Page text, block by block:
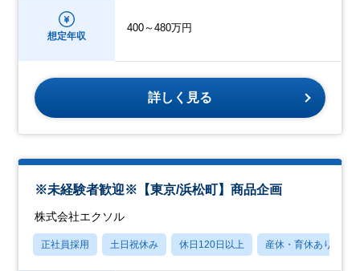
想定年収
400～480万円
詳しく見る
※未経験者歓迎※【東京/浜松町】商品企画
株式会社エクソル
正社員採用 土日祝休み 休日120日以上 産休・育休あり